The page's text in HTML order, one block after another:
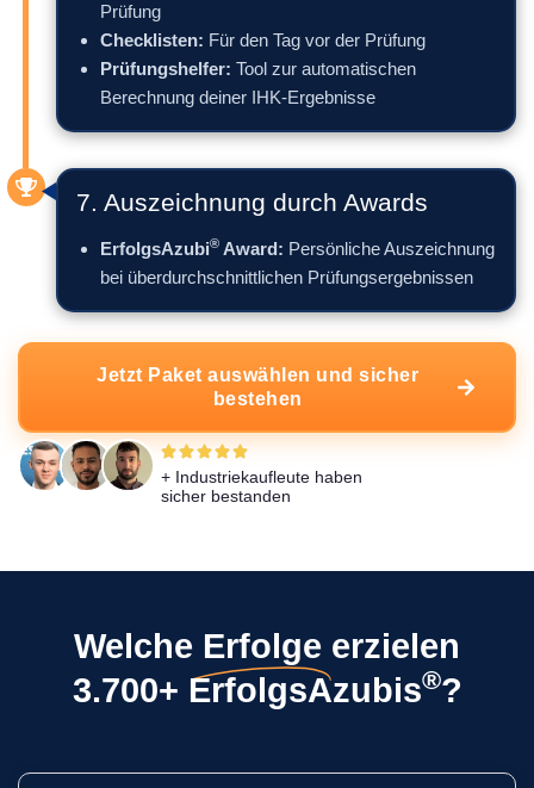
Prüfung
Checklisten: Für den Tag vor der Prüfung
Prüfungshelfer: Tool zur automatischen
Berechnung deiner IHK-Ergebnisse
7. Auszeichnung durch Awards
ErfolgsAzubi® Award: Persönliche Auszeichnung
bei überdurchschnittlichen Prüfungsergebnissen
Jetzt Paket auswählen und sicher
bestehen
+ Industriekaufleute haben
sicher bestanden
Welche Erfolge erzielen
3.700+ ErfolgsAzubis®?